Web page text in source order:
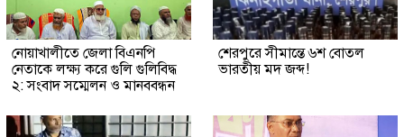
নোয়াখালীতে জেলা বিএনপি
নেতাকে লক্ষ্য করে গুলি গুলিবিদ্ধ
২: সংবাদ সম্মেলন ও মানববন্ধন
শেরপুরে সীমান্তে ৬শ বোতল
ভারতীয় মদ জব্দ!